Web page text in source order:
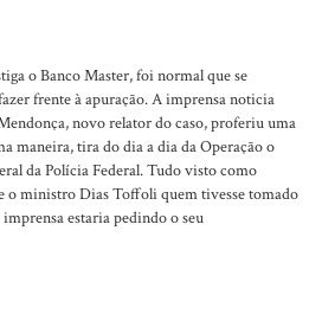
o Banco Master, foi normal que se
frente à apuração. A imprensa noticia
novo relator do caso, proferiu uma
maneira, tira do dia a dia da Operação o
da Polícia Federal. Tudo visto como
o ministro Dias Toffoli quem tivesse tomado
imprensa estaria pedindo o seu